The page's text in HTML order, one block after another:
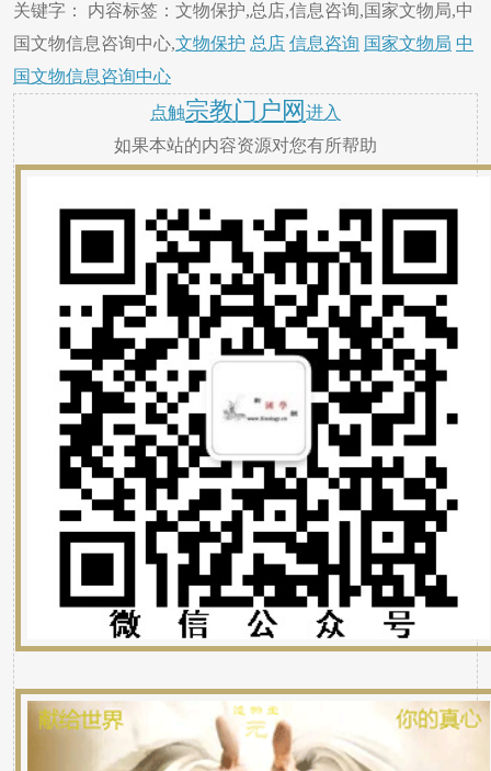
关键字： 内容标签：文物保护,总店,信息咨询,国家文物局,中
国文物信息咨询中心,文物保护 总店 信息咨询 国家文物局 中
国文物信息咨询中心
点触宗教门户网 进入
如果本站的内容资源对您有所帮助